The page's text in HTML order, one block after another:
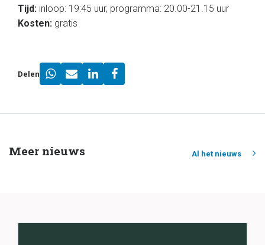
Tijd: inloop: 19:45 uur, programma: 20.00-21.15 uur
Kosten: gratis
Delen
Meer nieuws Al het nieuws